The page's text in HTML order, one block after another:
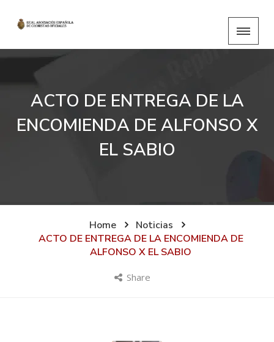
ACTO DE ENTREGA DE LA
ENCOMIENDA DE ALFONSO X
EL SABIO
Home
Noticias
ACTO DE ENTREGA DE LA ENCOMIENDA DE
ALFONSO X EL SABIO
Share